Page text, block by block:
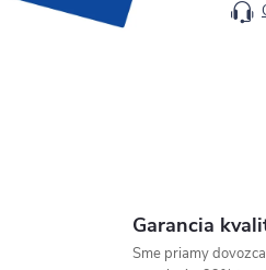
Garancia
Sme priamy